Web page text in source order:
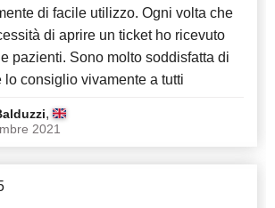
di facile utilizzo. Ogni volta che
di aprire un ticket ho ricevuto
pazienti. Sono molto soddisfatta di
lo consiglio vivamente a tutti
,
2021